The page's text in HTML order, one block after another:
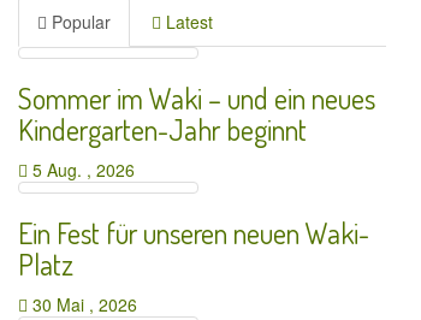
Popular Latest
Sommer im Waki – und ein neues
Kindergarten-Jahr beginnt
5 Aug. , 2026
Ein Fest für unseren neuen Waki-
Platz
30 Mai , 2026